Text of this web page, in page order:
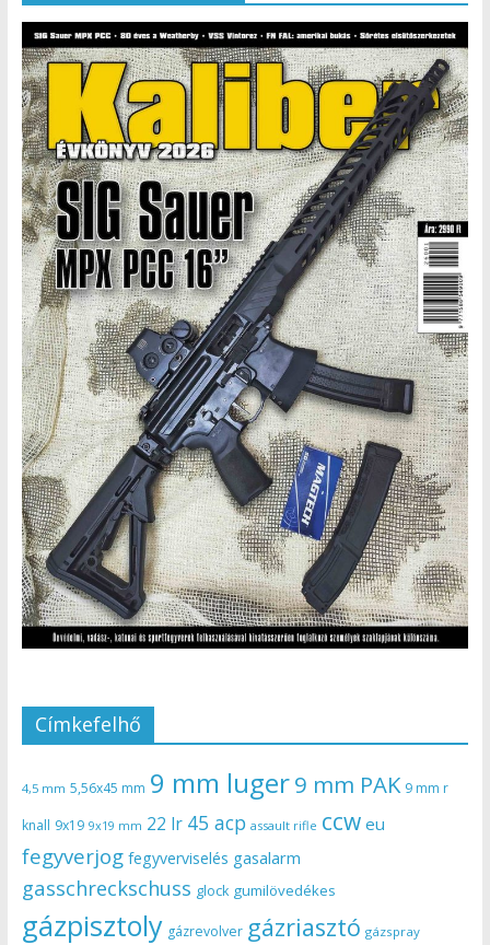
Címkefelhő
4,5 mm 5,56x45 mm 9 mm luger9 mm PAK 9 mm r
knall 9x19 9x19 mm 22 lr 45 acp assault rifle ccw eu
fegyverjog fegyverviselés gasalarm
gasschreckschuss glock gumilövedékes
gázpisztoly gázrevolver gázriasztó gázspray